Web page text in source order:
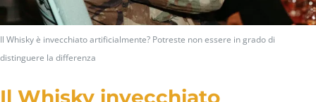
Il Whisky è invecchiato artificialmente? Potreste non essere in grado di
distinguere la differenza
Il Whisky invecchiato